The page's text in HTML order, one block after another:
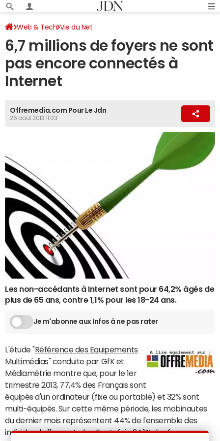
Web & Tech Vie du Net
6,7 millions de foyers ne sont
pas encore connectés à
Internet
Offremedia.com Pour Le Jdn
26 août 2013 11:03
Les non-accédants à Internet sont pour 64,2% âgés de
plus de 65 ans, contre 1,1% pour les 18-24 ans.
Je m'abonne aux Infos à ne pas rater
L'étude "Référence des Equipements
Multimédias" conduite par GfK et
Médiamétrie montre que, pour le 1er
trimestre 2013, 77,4% des Français sont
équipés d'un ordinateur (fixe ou portable) et 32% sont
multi-équipés. Sur cette même période, les mobinautes
du dernier mois représentent 44% de l'ensemble des
individus de 11 ans et plus. Toutefois, 24,1% des foyers